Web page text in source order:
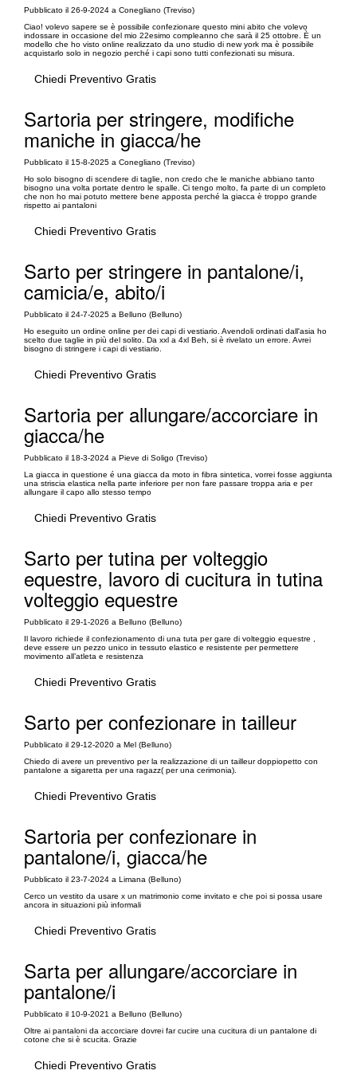
Pubblicato il 26-9-2024 a Conegliano (Treviso)
Ciao! volevo sapere se è possibile confezionare questo mini abito che volevo
indossare in occasione del mio 22esimo compleanno che sarà il 25 ottobre. È un
modello che ho visto online realizzato da uno studio di new york ma è possibile
acquistarlo solo in negozio perché i capi sono tutti confezionati su misura.
Chiedi Preventivo Gratis
Sartoria per stringere, modifiche
maniche in giacca/he
Pubblicato il 15-8-2025 a Conegliano (Treviso)
Ho solo bisogno di scendere di taglie, non credo che le maniche abbiano tanto
bisogno una volta portate dentro le spalle. Ci tengo molto, fa parte di un completo
che non ho mai potuto mettere bene apposta perché la giacca è troppo grande
rispetto ai pantaloni
Chiedi Preventivo Gratis
Sarto per stringere in pantalone/i,
camicia/e, abito/i
Pubblicato il 24-7-2025 a Belluno (Belluno)
Ho eseguito un ordine online per dei capi di vestiario. Avendoli ordinati dall'asia ho
scelto due taglie in più del solito. Da xxl a 4xl Beh, si è rivelato un errore. Avrei
bisogno di stringere i capi di vestiario.
Chiedi Preventivo Gratis
Sartoria per allungare/accorciare in
giacca/he
Pubblicato il 18-3-2024 a Pieve di Soligo (Treviso)
La giacca in questione é una giacca da moto in fibra sintetica, vorrei fosse aggiunta
una striscia elastica nella parte inferiore per non fare passare troppa aria e per
allungare il capo allo stesso tempo
Chiedi Preventivo Gratis
Sarto per tutina per volteggio
equestre, lavoro di cucitura in tutina
volteggio equestre
Pubblicato il 29-1-2026 a Belluno (Belluno)
Il lavoro richiede il confezionamento di una tuta per gare di volteggio equestre ,
deve essere un pezzo unico in tessuto elastico e resistente per permettere
movimento all’atleta e resistenza
Chiedi Preventivo Gratis
Sarto per confezionare in tailleur
Pubblicato il 29-12-2020 a Mel (Belluno)
Chiedo di avere un preventivo per la realizzazione di un tailleur doppiopetto con
pantalone a sigaretta per una ragazz( per una cerimonia).
Chiedi Preventivo Gratis
Sartoria per confezionare in
pantalone/i, giacca/he
Pubblicato il 23-7-2024 a Limana (Belluno)
Cerco un vestito da usare x un matrimonio come invitato e che poi si possa usare
ancora in situazioni più informali
Chiedi Preventivo Gratis
Sarta per allungare/accorciare in
pantalone/i
Pubblicato il 10-9-2021 a Belluno (Belluno)
Oltre ai pantaloni da accorciare dovrei far cucire una cucitura di un pantalone di
cotone che si è scucita. Grazie
Chiedi Preventivo Gratis